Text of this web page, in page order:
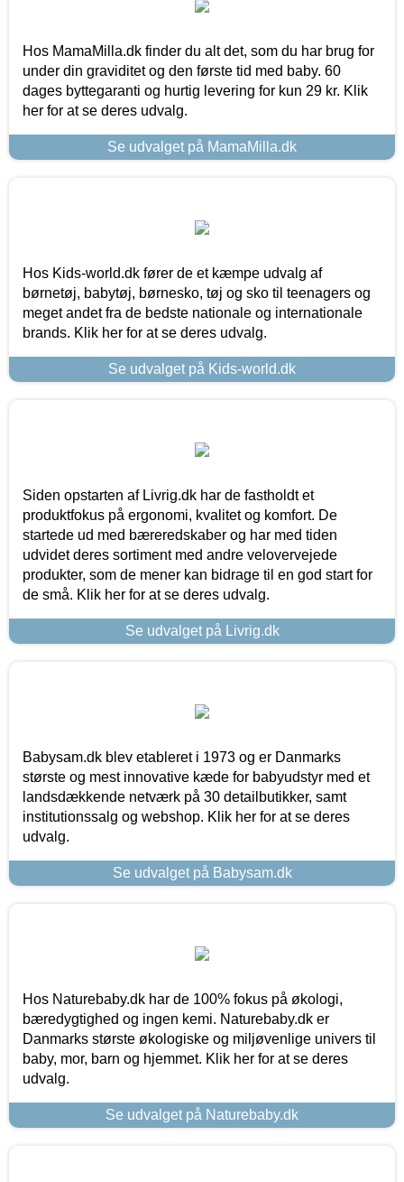
Hos MamaMilla.dk finder du alt det, som du har brug for
under din graviditet og den første tid med baby. 60
dages byttegaranti og hurtig levering for kun 29 kr. Klik
her for at se deres udvalg.
Se udvalget på MamaMilla.dk
Hos Kids-world.dk fører de et kæmpe udvalg af
børnetøj, babytøj, børnesko, tøj og sko til teenagers og
meget andet fra de bedste nationale og internationale
brands. Klik her for at se deres udvalg.
Se udvalget på Kids-world.dk
Siden opstarten af Livrig.dk har de fastholdt et
produktfokus på ergonomi, kvalitet og komfort. De
startede ud med bæreredskaber og har med tiden
udvidet deres sortiment med andre velovervejede
produkter, som de mener kan bidrage til en god start for
de små. Klik her for at se deres udvalg.
Se udvalget på Livrig.dk
Babysam.dk blev etableret i 1973 og er Danmarks
største og mest innovative kæde for babyudstyr med et
landsdækkende netværk på 30 detailbutikker, samt
institutionssalg og webshop. Klik her for at se deres
udvalg.
Se udvalget på Babysam.dk
Hos Naturebaby.dk har de 100% fokus på økologi,
bæredygtighed og ingen kemi. Naturebaby.dk er
Danmarks største økologiske og miljøvenlige univers til
baby, mor, barn og hjemmet. Klik her for at se deres
udvalg.
Se udvalget på Naturebaby.dk